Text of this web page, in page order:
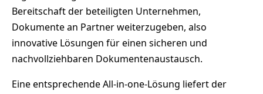
Bereitschaft der beteiligten Unternehmen,
Dokumente an Partner weiterzugeben, also
innovative Lösungen für einen sicheren und
nachvollziehbaren Dokumentenaustausch.
Eine entsprechende All-in-one-Lösung liefert der